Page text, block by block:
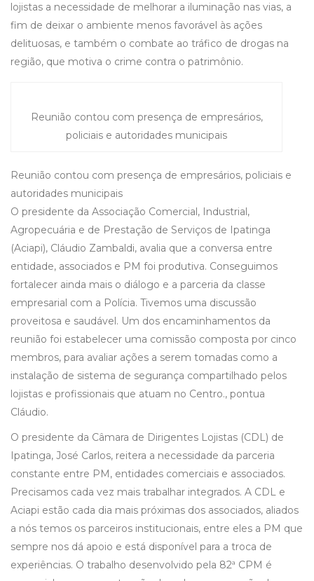
lojistas a necessidade de melhorar a iluminação nas vias, a
fim de deixar o ambiente menos favorável às ações
delituosas, e também o combate ao tráfico de drogas na
região, que motiva o crime contra o patrimônio.
Reunião contou com presença de empresários,
policiais e autoridades municipais
Reunião contou com presença de empresários, policiais e
autoridades municipais
O presidente da Associação Comercial, Industrial,
Agropecuária e de Prestação de Serviços de Ipatinga
(Aciapi), Cláudio Zambaldi, avalia que a conversa entre
entidade, associados e PM foi produtiva. Conseguimos
fortalecer ainda mais o diálogo e a parceria da classe
empresarial com a Polícia. Tivemos uma discussão
proveitosa e saudável. Um dos encaminhamentos da
reunião foi estabelecer uma comissão composta por cinco
membros, para avaliar ações a serem tomadas como a
instalação de sistema de segurança compartilhado pelos
lojistas e profissionais que atuam no Centro., pontua
Cláudio.
O presidente da Câmara de Dirigentes Lojistas (CDL) de
Ipatinga, José Carlos, reitera a necessidade da parceria
constante entre PM, entidades comerciais e associados.
Precisamos cada vez mais trabalhar integrados. A CDL e
Aciapi estão cada dia mais próximas dos associados, aliados
a nós temos os parceiros institucionais, entre eles a PM que
sempre nos dá apoio e está disponível para a troca de
experiências. O trabalho desenvolvido pela 82ª CPM é